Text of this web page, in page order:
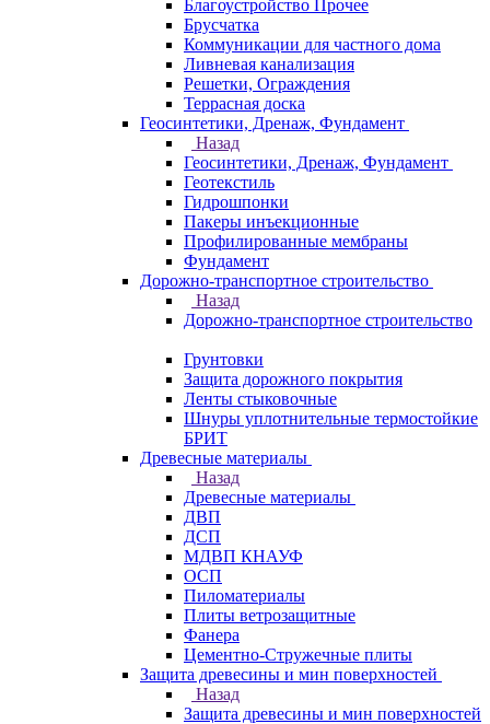
Благоустройство Прочее
Брусчатка
Коммуникации для частного дома
Ливневая канализация
Решетки, Ограждения
Террасная доска
Геосинтетики, Дренаж, Фундамент
Назад
Геосинтетики, Дренаж, Фундамент
Геотекстиль
Гидрошпонки
Пакеры инъекционные
Профилированные мембраны
Фундамент
Дорожно-транспортное строительство
Назад
Дорожно-транспортное строительство
Грунтовки
Защита дорожного покрытия
Ленты стыковочные
Шнуры уплотнительные термостойкие
БРИТ
Древесные материалы
Назад
Древесные материалы
ДВП
ДСП
МДВП КНАУФ
ОСП
Пиломатериалы
Плиты ветрозащитные
Фанера
Цементно-Стружечные плиты
Защита древесины и мин поверхностей
Назад
Защита древесины и мин поверхностей